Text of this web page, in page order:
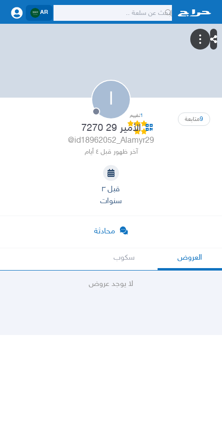
AR
ا
9متابعة 1تقييم
الأمير 29 7270
@id18962052_Alamyr29
آخر ظهور قبل ٤ أيام
قبل ٣
سنوات
محادثة
العروض سكوب
لا يوجد عروض